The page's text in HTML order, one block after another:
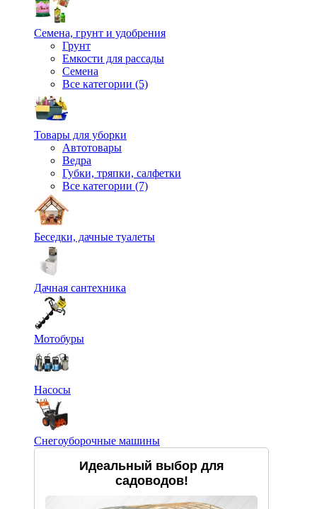
Семена, грунт и удобрения
Грунт
Емкости для рассады
Семена
Все категории (5)
Товары для уборки
Автотовары
Ведра
Губки, тряпки, салфетки
Все категории (7)
Беседки, дачные туалеты
Дачная сантехника
Мотобуры
Насосы
Снегоуборочные машины
Идеальный выбор для
садоводов!